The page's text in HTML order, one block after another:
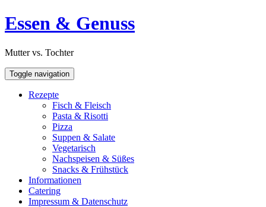
Skip
to
Open
Sidebar
Essen & Genuss
Mutter vs. Tochter
Toggle navigation
Rezepte
Fisch & Fleisch
Pasta & Risotti
Pizza
Suppen & Salate
Vegetarisch
Nachspeisen & Süßes
Snacks & Frühstück
Informationen
Catering
Impressum & Datenschutz